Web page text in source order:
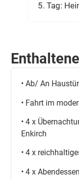
5. Tag:
• Ab/ An
• Fahrt im
• 4 x
Enkirch
• 4 x
• 4 x